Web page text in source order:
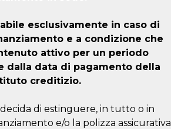
esclusivamente in caso di
e a condizione che
attivo per un periodo
dalla data di pagamento della
creditizio.
di estinguere, in tutto o in
e/o la polizza assicurativa